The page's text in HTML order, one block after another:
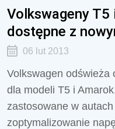
Volkswageny T5
dostępne z
06 lut 2013
Volkswagen odświeża
dla modeli T5 i
zastosowane w
zoptymalizowanie